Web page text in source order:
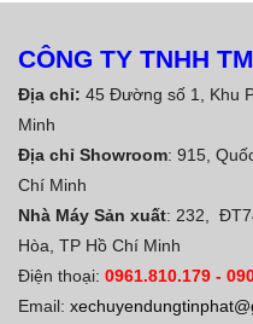
CÔNG TY TNHH
Địa chỉ: 45 Đường số 1, Khu
Minh
Địa chỉ Showroom: 915,
Chí Minh
Nhà Máy Sản xuất: 232,
Hòa, TP Hồ Chí Minh
Điện thoại: 0961.810.179 -
Email: